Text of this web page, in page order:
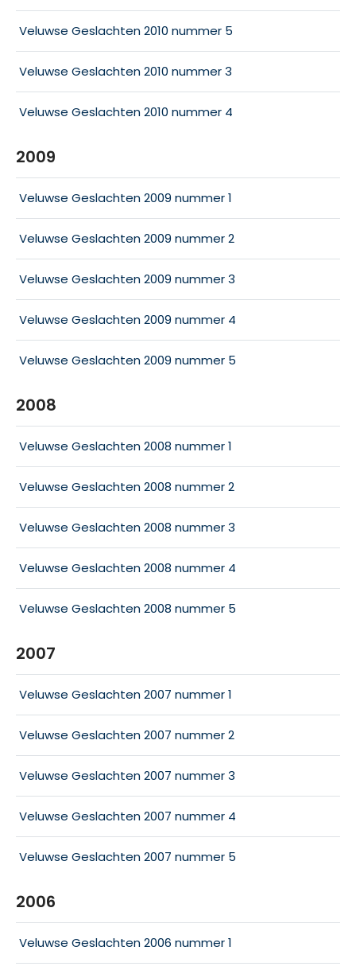
Veluwse Geslachten 2010 nummer 5
Veluwse Geslachten 2010 nummer 3
Veluwse Geslachten 2010 nummer 4
2009
Veluwse Geslachten 2009 nummer 1
Veluwse Geslachten 2009 nummer 2
Veluwse Geslachten 2009 nummer 3
Veluwse Geslachten 2009 nummer 4
Veluwse Geslachten 2009 nummer 5
2008
Veluwse Geslachten 2008 nummer 1
Veluwse Geslachten 2008 nummer 2
Veluwse Geslachten 2008 nummer 3
Veluwse Geslachten 2008 nummer 4
Veluwse Geslachten 2008 nummer 5
2007
Veluwse Geslachten 2007 nummer 1
Veluwse Geslachten 2007 nummer 2
Veluwse Geslachten 2007 nummer 3
Veluwse Geslachten 2007 nummer 4
Veluwse Geslachten 2007 nummer 5
2006
Veluwse Geslachten 2006 nummer 1